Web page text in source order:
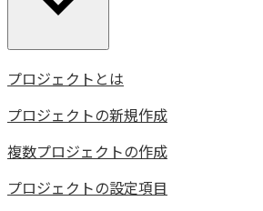
プロジェクトとは
プロジェクトの新規作成
複数プロジェクトの作成
プロジェクトの設定項目